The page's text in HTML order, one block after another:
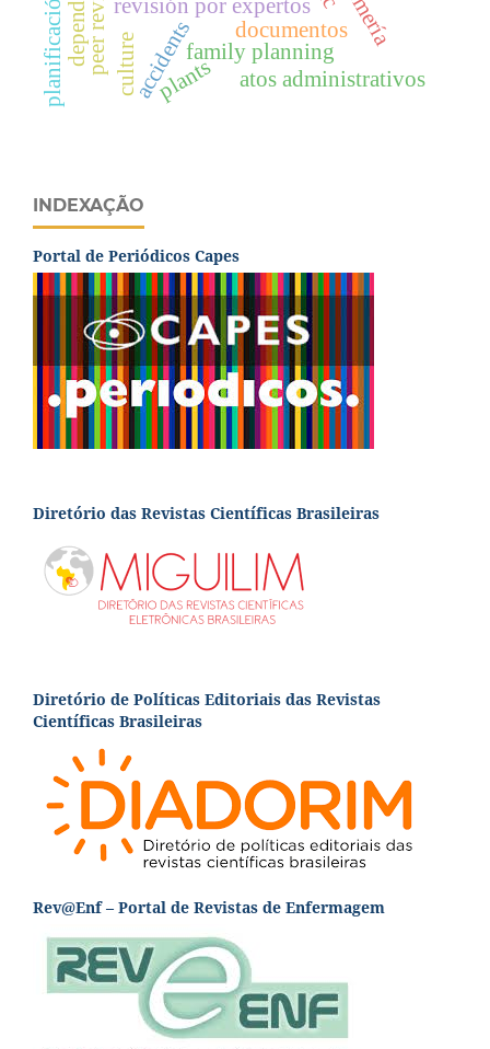
documentos
revisión por expertos
family planning
atos administrativos
accidents
culture plants
INDEXAÇÃO
Portal de Periódicos Capes
Diretório das Revistas Científicas Brasileiras
Diretório de Políticas Editoriais das Revistas
Científicas Brasileiras
Rev@Enf – Portal de Revistas de Enfermagem